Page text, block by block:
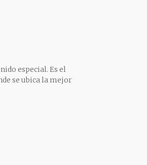
especial. Es el
se ubica la mejor